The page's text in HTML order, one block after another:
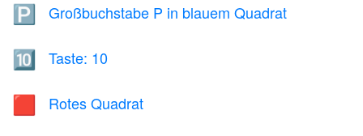
🅿️ Großbuchstabe P in blauem Quadrat
🔟 Taste: 10
🟥 Rotes Quadrat